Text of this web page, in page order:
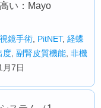
い：Mayo
鏡手術 PitNET, 経蝶
度 副腎皮質機能 非機
7日